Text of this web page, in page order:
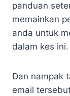
panduan
memainkan
anda untuk
dalam kes ini.
Dan nampak
email